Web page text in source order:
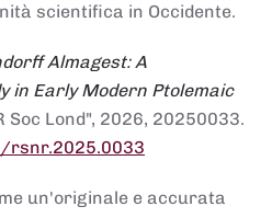
scientifica in Occidente.
Almagest: A
in Early Modern Ptolemaic
Soc Lond", 2026, 20250033.
rsnr.2025.0033
un'originale e accurata